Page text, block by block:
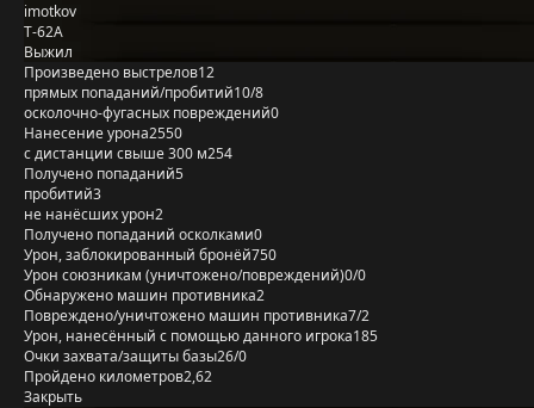
imotkov
Т-62А
Выжил
Произведено выстрелов12
прямых попаданий/пробитий10/8
осколочно-фугасных повреждений0
Нанесение урона2550
с дистанции свыше 300 м254
Получено попаданий5
пробитий3
не нанёсших урон2
Получено попаданий осколками0
Урон, заблокированный бронёй750
Урон союзникам (уничтожено/повреждений)0/0
Обнаружено машин противника2
Повреждено/уничтожено машин противника7/2
Урон, нанесённый с помощью данного игрока185
Очки захвата/защиты базы26/0
Пройдено километров2,62
Закрыть